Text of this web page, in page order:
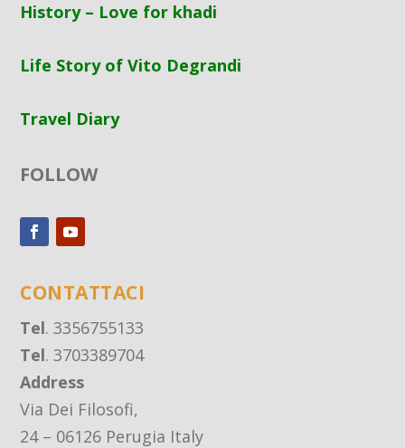
History – Love for khadi
Life Story of Vito Degrandi
Travel Diary
FOLLOW
CONTATTACI
Tel. 3356755133
Tel. 3703389704
Address
Via Dei Filosofi,
24 – 06126 Perugia Italy